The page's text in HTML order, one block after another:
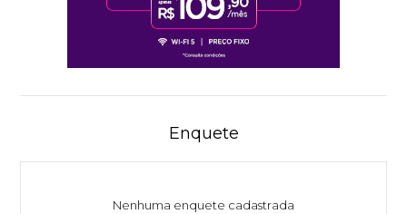
Enquete
Nenhuma enquete cadastrada